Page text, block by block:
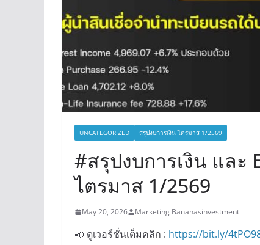
UNCATEGORIZED สรุปงบการเงิน ไตรมาส 1/2569
#สรุปงบการเงิน และ
ไตรมาส 1/2569
May 20, 2026 Marketing Bananasinvestment
📣 ดูเวอร์ชั่นเต็มคลิก : https://bit.ly/